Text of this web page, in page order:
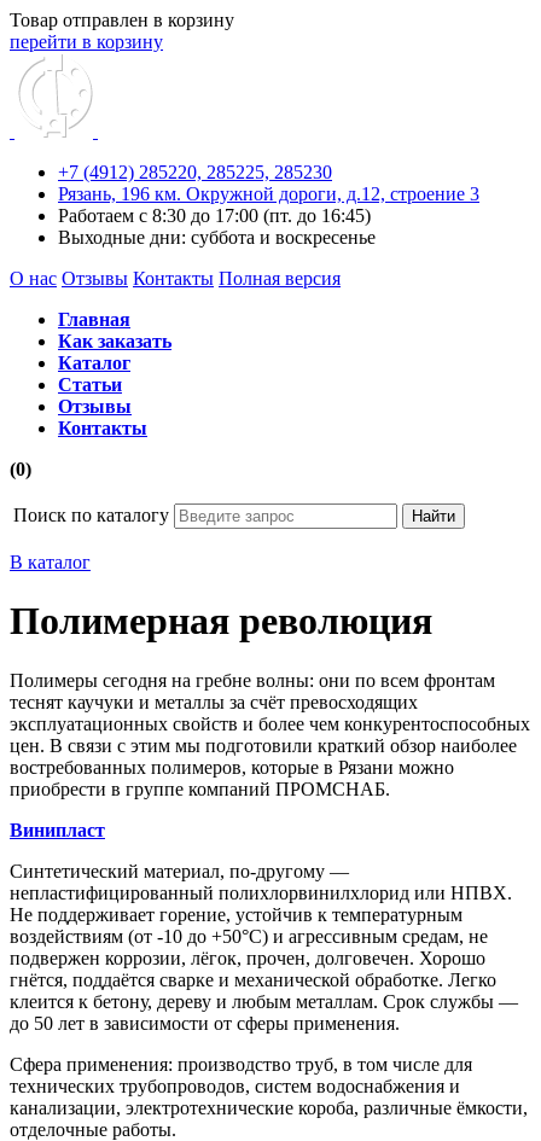
Товар отправлен в корзину
перейти в корзину
+7 (4912) 285220, 285225, 285230
Рязань, 196 км. Окружной дороги, д.12, строение 3
Работаем с 8:30 до 17:00 (пт. до 16:45)
Выходные дни: суббота и воскресенье
О нас Отзывы Контакты Полная версия
Главная
Как заказать
Каталог
Статьи
Отзывы
Контакты
(0)
Поиск по каталогу
В каталог
Полимерная революция
Полимеры сегодня на гребне волны: они по всем фронтам
теснят каучуки и металлы за счёт превосходящих
эксплуатационных свойств и более чем конкурентоспособных
цен. В связи с этим мы подготовили краткий обзор наиболее
востребованных полимеров, которые в Рязани можно
приобрести в группе компаний ПРОМСНАБ.
Винипласт
Синтетический материал, по-другому ―
непластифицированный полихлорвинилхлорид или НПВХ.
Не поддерживает горение, устойчив к температурным
воздействиям (от -10 до +50°С) и агрессивным средам, не
подвержен коррозии, лёгок, прочен, долговечен. Хорошо
гнётся, поддаётся сварке и механической обработке. Легко
клеится к бетону, дереву и любым металлам. Срок службы ―
до 50 лет в зависимости от сферы применения.
Сфера применения: производство труб, в том числе для
технических трубопроводов, систем водоснабжения и
канализации, электротехнические короба, различные ёмкости,
отделочные работы.